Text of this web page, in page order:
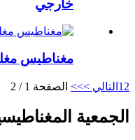
خارجي
مغناطيس
1 2 التالي >>> الصفحة 1 / 2
الجمعية